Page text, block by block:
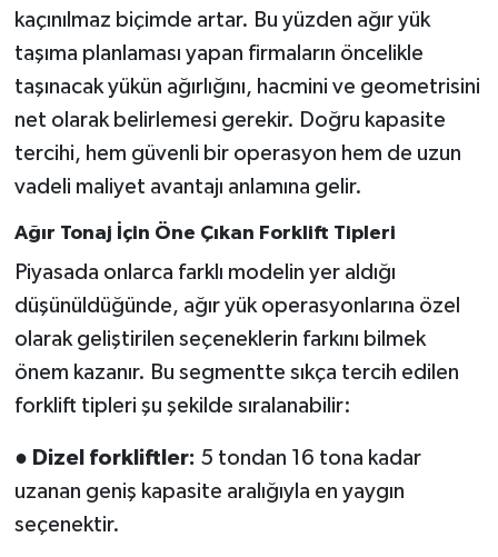
kaçınılmaz biçimde artar. Bu yüzden ağır yük
taşıma planlaması yapan firmaların öncelikle
taşınacak yükün ağırlığını, hacmini ve geometrisini
net olarak belirlemesi gerekir. Doğru kapasite
tercihi, hem güvenli bir operasyon hem de uzun
vadeli maliyet avantajı anlamına gelir.
Ağır Tonaj İçin Öne Çıkan Forklift Tipleri
Piyasada onlarca farklı modelin yer aldığı
düşünüldüğünde, ağır yük operasyonlarına özel
olarak geliştirilen seçeneklerin farkını bilmek
önem kazanır. Bu segmentte sıkça tercih edilen
forklift tipleri şu şekilde sıralanabilir:
● Dizel forkliftler: 5 tondan 16 tona kadar
uzanan geniş kapasite aralığıyla en yaygın
seçenektir.